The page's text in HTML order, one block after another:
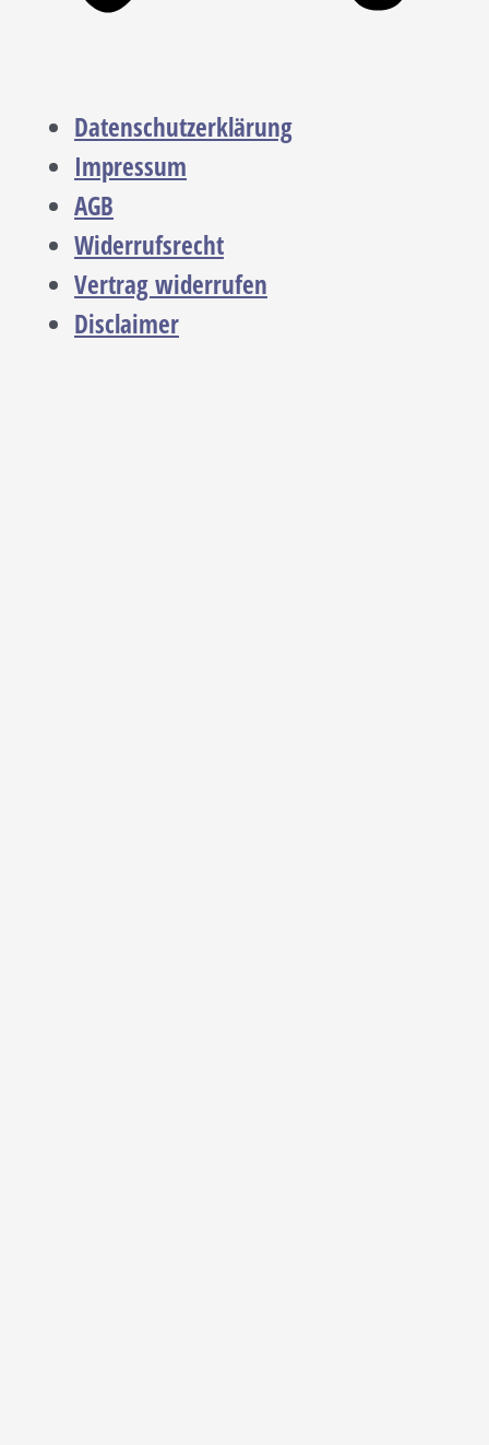
Datenschutzerklärung
Impressum
AGB
Widerrufsrecht
Vertrag widerrufen
Disclaimer